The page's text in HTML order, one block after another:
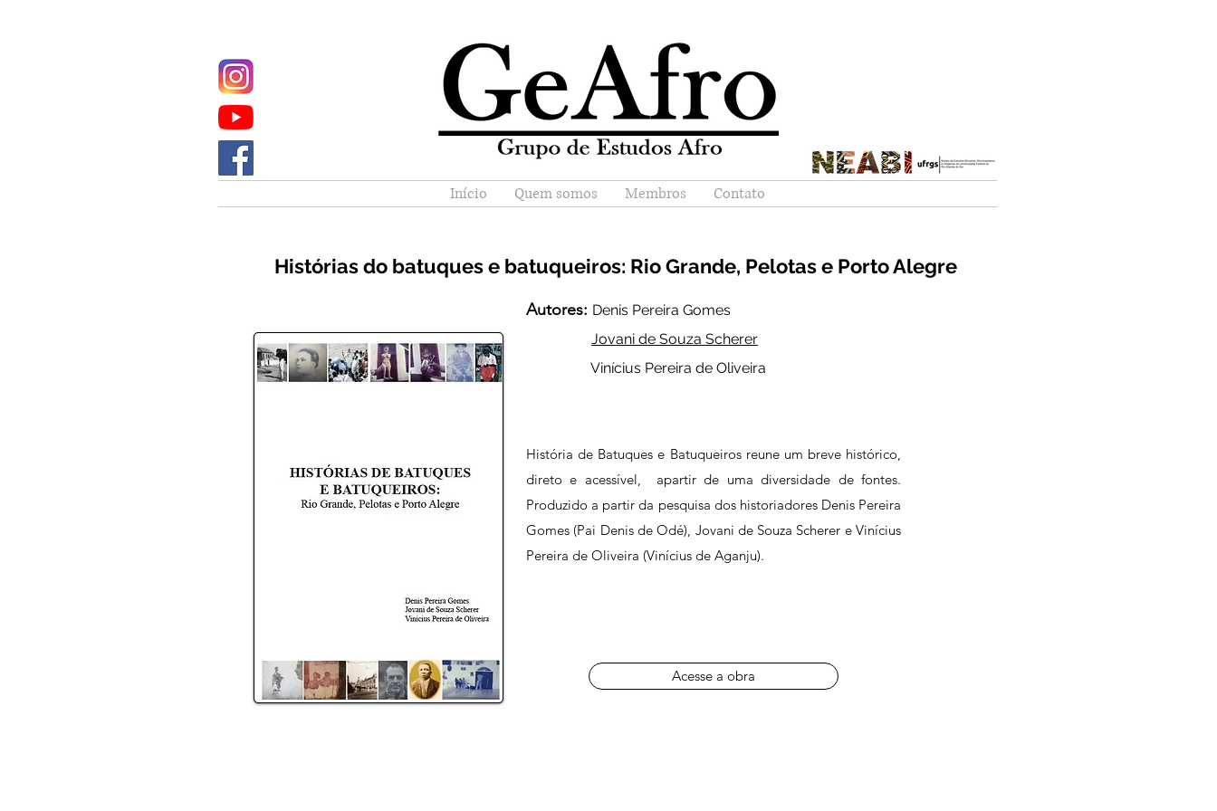
Início Quem somos Membros Contato
Histórias do batuques e batuqueiros: Rio Grande, Pelotas e Porto Alegre
Autores: Denis Pereira Gomes
Jovani de Souza Scherer
Vinícius Pereira de Oliveira
História de Batuques e Batuqueiros reune um breve histórico,
direto e acessível, apartir de uma diversidade de fontes.
Produzido a partir da pesquisa dos historiadores Denis Pereira
Gomes (Pai Denis de Odé), Jovani de Souza Scherer e Vinícius
Pereira de Oliveira (Vinícius de Aganju).
Acesse a obra